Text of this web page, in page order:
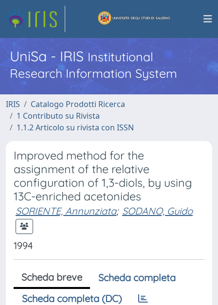
UniSa - IRISInstitutional
Research Information System
IRIS
Catalogo Prodotti Ricerca
1 Contributo su Rivista
1.1.2 Articolo su rivista con ISSN
Improved method for the
assignment of the relative
configuration of 1,3-diols, by using
13C-enriched acetonides
SORIENTE, Annunziata; SODANO, Guido
1994
Scheda breve
Scheda completa
Scheda completa (DC)